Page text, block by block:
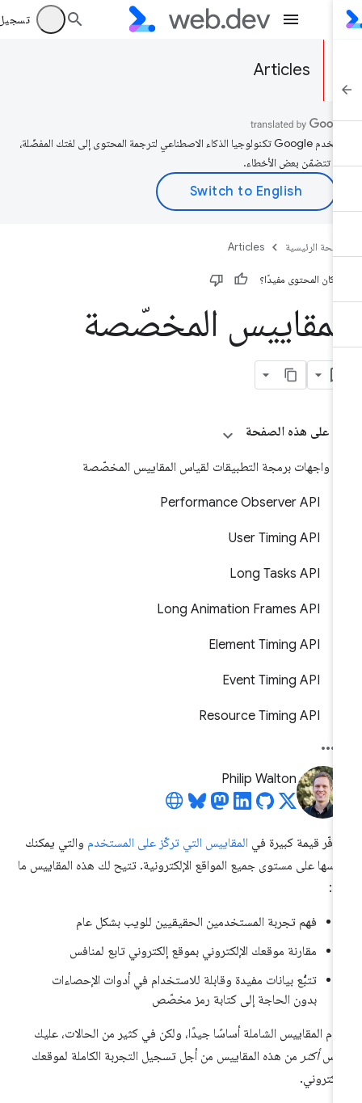
تسجيل
Articles
تستخدم Google تكنولوجيا الذكاء الاصطناعي لترجمة المحتوى إلى لغتك المفضّلة،
تتضمّن بعض الأخطاء.
الرئيسية Articles
كان المحتوى مفيدًا؟
المخصّصة
على هذه الصفحة
واجهات برمجة التطبيقات لقياس المقاييس المخصّصة
Performance Observer API
User Timing API
Long Tasks API
Long Animation Frames API
Element Timing API
Event Timing API
Resource Timing API
Philip Walton
قيمة كبيرة في المقاييس التي تركّز على المستخدموالتي يمكنك
على مستوى جميع المواقع الإلكترونية. تتيح لك هذه المقاييس ما
فهم تجربة المستخدمين الحقيقيين للويب بشكل عام
مقارنة موقعك الإلكتروني بموقع إلكتروني تابع لمنافس
تتبُّع بيانات مفيدة وقابلة للاستخدام في أدوات الإحصاءات
بدون الحاجة إلى كتابة رمز مخصّص
المقاييس الشاملة أساسًا جيدًا، ولكن في كثير من الحالات، عليك
أكثر من هذه المقاييس من أجل تسجيل التجربة الكاملة لموقعك